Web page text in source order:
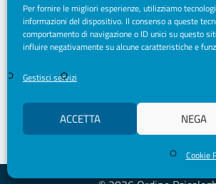
Per fornire le migliori esperienze, utilizziamo
informazioni del dispositivo. Il consenso a queste
comportamento di navigazione o ID unici su questo
influire negativamente su alcune caratteristiche e
Gestisci servizi
ACCETTA NEGA
Cookie
Via Sparano da
CF/